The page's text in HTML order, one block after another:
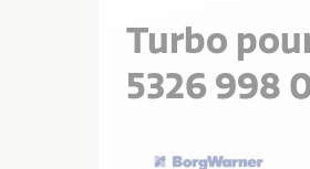
Turbo
5326 998